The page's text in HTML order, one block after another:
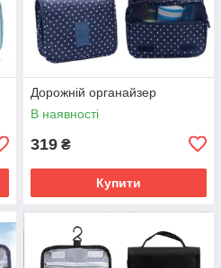
Дорожній органайзер
В наявності
319 ₴
Купити